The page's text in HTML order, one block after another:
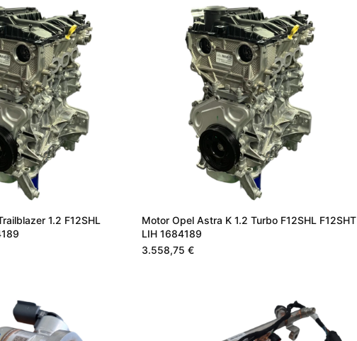
1.2 F12SHL
Motor Opel Astra K 1.2 Turbo F12SHL F12SHT
LIH 1684189
3.558,75 €